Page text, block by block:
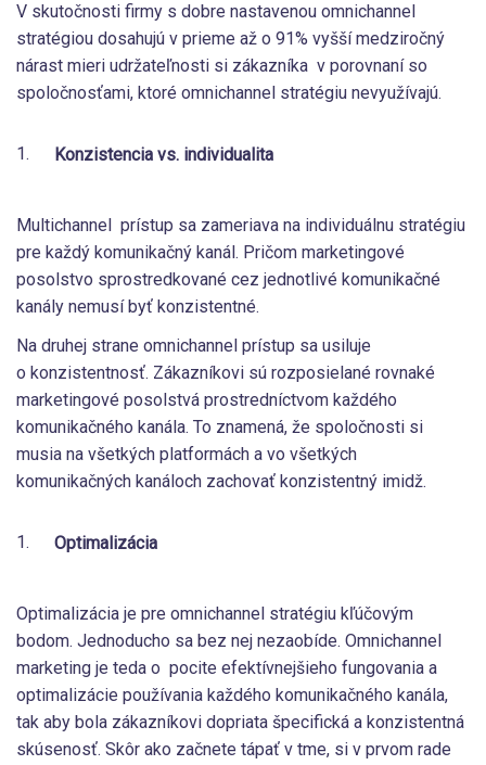
V skutočnosti firmy s dobre nastavenou omnichannel
stratégiou dosahujú v prieme až o 91% vyšší medziročný
nárast mieri udržateľnosti si zákazníka v porovnaní so
spoločnosťami, ktoré omnichannel stratégiu nevyužívajú.
Konzistencia vs. individualita
Multichannel prístup sa zameriava na individuálnu stratégiu
pre každý komunikačný kanál. Pričom marketingové
posolstvo sprostredkované cez jednotlivé komunikačné
kanály nemusí byť konzistentné.
Na druhej strane omnichannel prístup sa usiluje
o konzistentnosť. Zákazníkovi sú rozposielané rovnaké
marketingové posolstvá prostredníctvom každého
komunikačného kanála. To znamená, že spoločnosti si
musia na všetkých platformách a vo všetkých
komunikačných kanáloch zachovať konzistentný imidž.
Optimalizácia
Optimalizácia je pre omnichannel stratégiu kľúčovým
bodom. Jednoducho sa bez nej nezaobíde. Omnichannel
marketing je teda o pocite efektívnejšieho fungovania a
optimalizácie používania každého komunikačného kanála,
tak aby bola zákazníkovi dopriata špecifická a konzistentná
skúsenosť. Skôr ako začnete tápať v tme, si v prvom rade